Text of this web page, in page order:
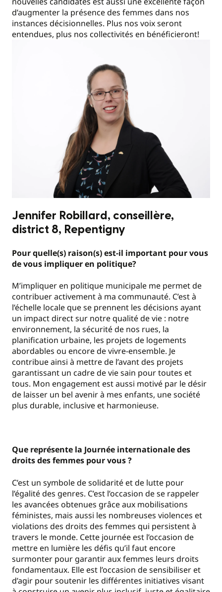
d’augmenter la présence des femmes dans nos
instances décisionnelles. Plus nos voix seront
entendues, plus nos collectivités en bénéficieront!
Jennifer Robillard, conseillère,
district 8, Repentigny
Pour quelle(s) raison(s) est-il important pour vous
de vous impliquer en politique?
M’impliquer en politique municipale me permet de
contribuer activement à ma communauté. C’est à
l’échelle locale que se prennent les décisions ayant
un impact direct sur notre qualité de vie : notre
environnement, la sécurité de nos rues, la
planification urbaine, les projets de logements
abordables ou encore de vivre-ensemble. Je
contribue ainsi à mettre de l’avant des projets
garantissant un cadre de vie sain pour toutes et
tous. Mon engagement est aussi motivé par le désir
de laisser un bel avenir à mes enfants, une société
plus durable, inclusive et harmonieuse.
Que représente la Journée internationale des
droits des femmes pour vous ?
C’est un symbole de solidarité et de lutte pour
l’égalité des genres. C’est l’occasion de se rappeler
les avancées obtenues grâce aux mobilisations
féministes, mais aussi les nombreuses violences et
violations des droits des femmes qui persistent à
travers le monde. Cette journée est l’occasion de
mettre en lumière les défis qu’il faut encore
surmonter pour garantir aux femmes leurs droits
fondamentaux. Elle est l’occasion de sensibiliser et
d’agir pour soutenir les différentes initiatives visant